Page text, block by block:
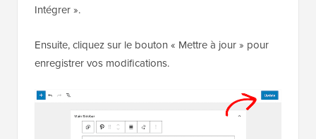
Intégrer ».
Ensuite, cliquez sur le bouton « Mettre à jour » pour
enregistrer vos modifications.